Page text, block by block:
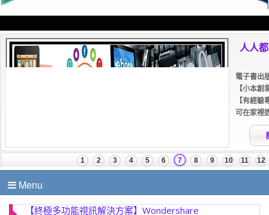
Menu
【終極多功能視訊解決方案】Wondershare